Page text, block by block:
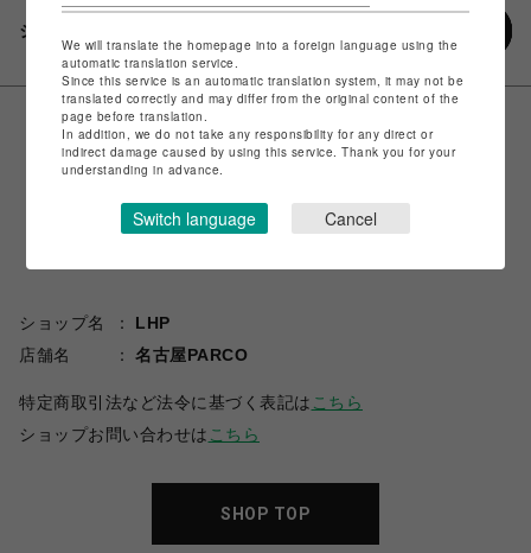
シェアする
ショップ名
LHP
店舗名
名古屋PARCO
特定商取引法など法令に基づく表記は こちら
ショップお問い合わせは こちら
SHOP TOP
We will translate the homepage into a foreign language using the
automatic translation service.
Since this service is an automatic translation system, it may not be
translated correctly and may differ from the original content of the
page before translation.
In addition, we do not take any responsibility for any direct or
indirect damage caused by using this service. Thank you for your
understanding in advance.
Switch language Cancel